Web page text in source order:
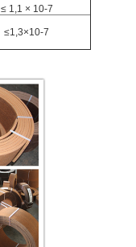
≤ 1,1 × 10-7
≤1,3×10-7